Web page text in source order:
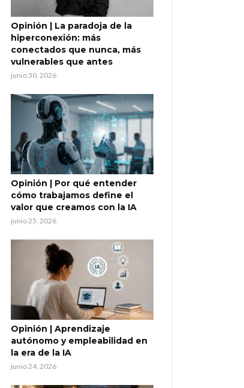
Opinión | La paradoja de la
hiperconexión: más
conectados que nunca, más
vulnerables que antes
junio 30, 2026
Opinión | Por qué entender
cómo trabajamos define el
valor que creamos con la IA
junio 25, 2026
Opinión | Aprendizaje
autónomo y empleabilidad en
la era de la IA
junio 24, 2026